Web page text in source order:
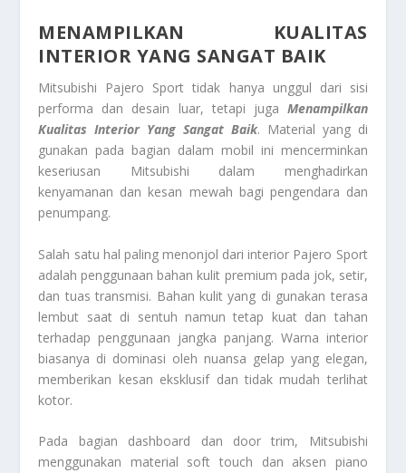
MENAMPILKAN KUALITAS
INTERIOR YANG SANGAT BAIK
Mitsubishi Pajero Sport tidak hanya unggul dari sisi
performa dan desain luar, tetapi juga Menampilkan
Kualitas Interior Yang Sangat Baik. Material yang di
gunakan pada bagian dalam mobil ini mencerminkan
keseriusan Mitsubishi dalam menghadirkan
kenyamanan dan kesan mewah bagi pengendara dan
penumpang.
Salah satu hal paling menonjol dari interior Pajero Sport
adalah penggunaan bahan kulit premium pada jok, setir,
dan tuas transmisi. Bahan kulit yang di gunakan terasa
lembut saat di sentuh namun tetap kuat dan tahan
terhadap penggunaan jangka panjang. Warna interior
biasanya di dominasi oleh nuansa gelap yang elegan,
memberikan kesan eksklusif dan tidak mudah terlihat
kotor.
Pada bagian dashboard dan door trim, Mitsubishi
menggunakan material soft touch dan aksen piano